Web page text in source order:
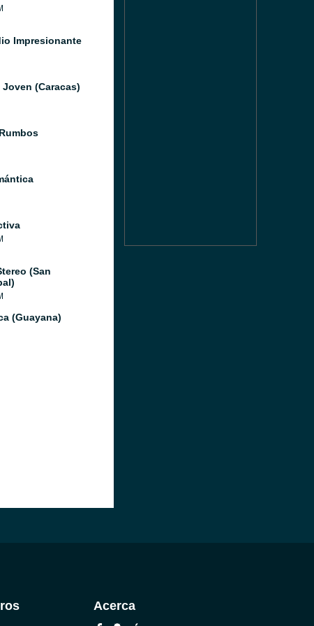
Impresionante
(Caracas)
(San
(Guayana)
Acerca